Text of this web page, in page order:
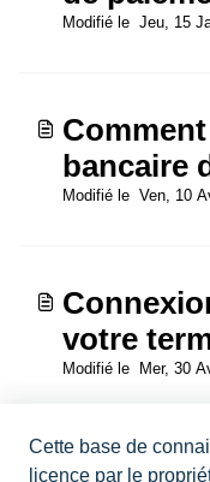
bancaire
votre
Cette base de
licence par le